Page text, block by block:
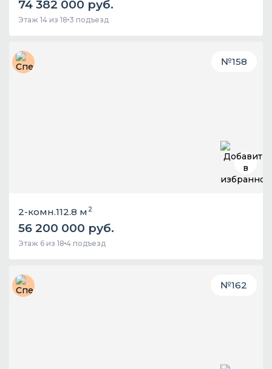
74 382 000 руб.
Этаж 14 из 18 3 подъезд
№158
2-комн.112.8 м 2
56 200 000 руб.
Этаж 6 из 18 4 подъезд
№162